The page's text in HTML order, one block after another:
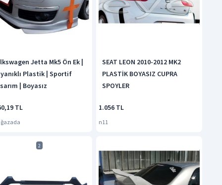
Jetta Mk5 Ön Ek |
Plastik | Sportif
| Boyasız
TL
SEAT LEON 2010-2012 MK2
PLASTİK BOYASIZ CUPRA
SPOYLER
1.056 TL
n11
2